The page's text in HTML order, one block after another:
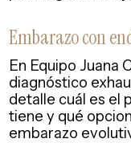
Embarazo con
En Equipo Juana
diagnóstico
detalle cuál es el
tiene y qué
embarazo